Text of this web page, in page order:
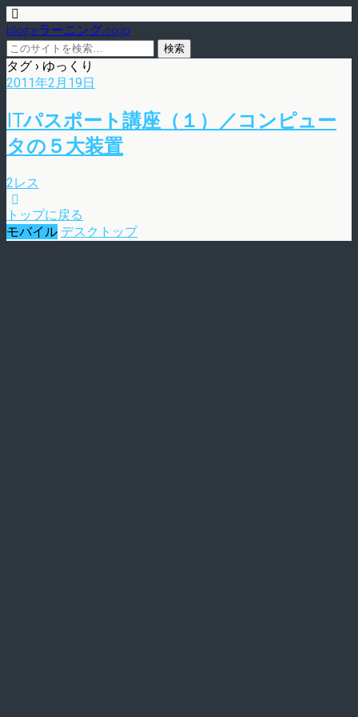
blog.eラーニング.co.jp
タグ › ゆっくり
2011年2月19日
ITパスポート講座（１）／コンピュー
タの５大装置
2レス
トップに戻る
モバイル デスクトップ